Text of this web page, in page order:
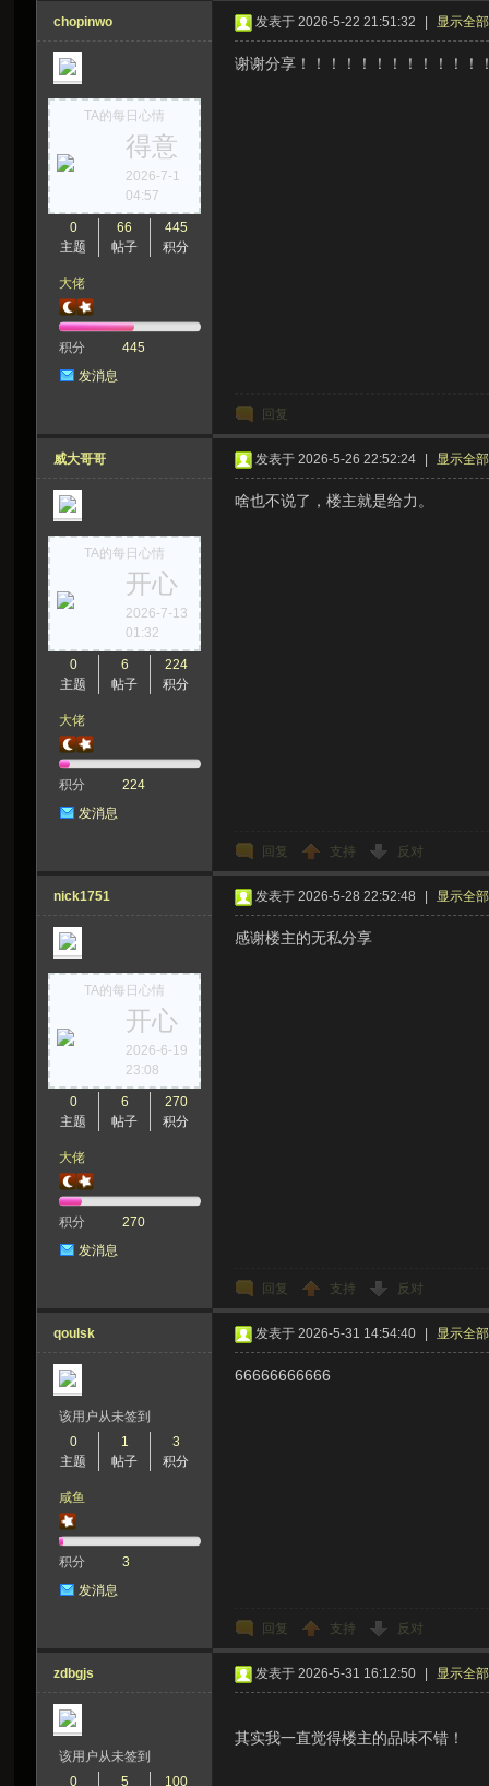
虫
chopinwo
TA的每日心情
得意
2026-7-1
04:57
0
主题
66
帖子
445
积分
大佬
积分
445
发消息
发表于 2026-5-22 21:51:32 显示全
谢谢分享！！！！！！！！！！！！
回复
威大哥哥
TA的每日心情
开心
2026-7-13
01:32
0
主题
6
帖子
224
积分
大佬
积分
224
发消息
发表于 2026-5-26 22:52:24 显示全
啥也不说了，楼主就是给力。
回复 支持 反对
nick1751
TA的每日心情
开心
2026-6-19
23:08
0
主题
6
帖子
270
积分
大佬
积分
270
发消息
发表于 2026-5-28 22:52:48 显示全
感谢楼主的无私分享
回复 支持 反对
qoulsk
该用户从未签到
0
主题
1
帖子
3
积分
咸鱼
积分
3
发消息
发表于 2026-5-31 14:54:40 显示全
66666666666
回复 支持 反对
zdbgjs
该用户从未签到
0
5
100
发表于 2026-5-31 16:12:50 显示全
其实我一直觉得楼主的品味不错！